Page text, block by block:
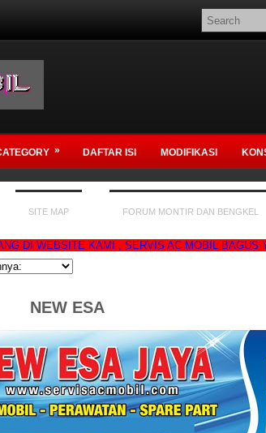
» DAFTAR ISI MODIFIKASI
SITE MAP FORUM MONTIR DAN BENGKEL
KAMI , SERVIS AC MOBIL BAGUS YA DI
NEW ESA